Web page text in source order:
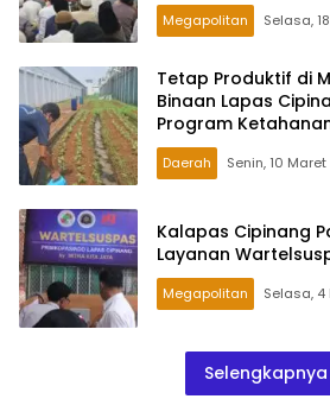
Megapolitan Selasa,
Tetap Produktif di
Binaan Lapas
Program
Daerah Senin, 10 Maret
Kalapas Cipinang
Layanan
Megapolitan Selasa, 4
Selengkapnya